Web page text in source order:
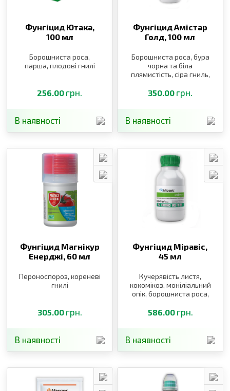
Фунгіцид Ютака,
100 мл
Борошниста роса,
парша, плодові гнилі
256.00 грн.
В наявності
Фунгіцид Амістар
Голд,100 мл
Борошниста роса, бура
чорна та біла
плямистість, сіра гниль,
іржа, мілдью, оїдіум,
краснуха
350.00 грн.
В наявності
Фунгіцид Магнікур
Енерджі, 60 мл
Пероноспороз, кореневі
гнилі
305.00 грн.
В наявності
Фунгіцид Міравіс,
45 мл
Кучерявість листя,
кокомікоз, моніліальний
опік, борошниста роса,
моніліоз
586.00 грн.
В наявності